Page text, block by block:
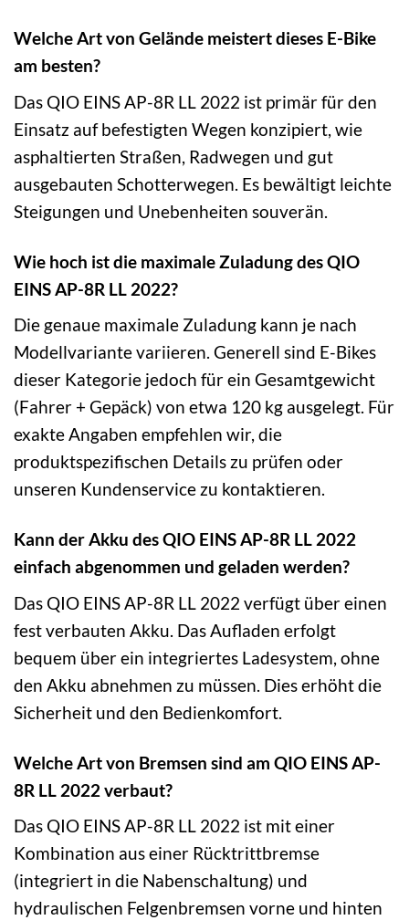
Welche Art von Gelände meistert dieses E-Bike
am besten?
Das QIO EINS AP-8R LL 2022 ist primär für den
Einsatz auf befestigten Wegen konzipiert, wie
asphaltierten Straßen, Radwegen und gut
ausgebauten Schotterwegen. Es bewältigt leichte
Steigungen und Unebenheiten souverän.
Wie hoch ist die maximale Zuladung des QIO
EINS AP-8R LL 2022?
Die genaue maximale Zuladung kann je nach
Modellvariante variieren. Generell sind E-Bikes
dieser Kategorie jedoch für ein Gesamtgewicht
(Fahrer + Gepäck) von etwa 120 kg ausgelegt. Für
exakte Angaben empfehlen wir, die
produktspezifischen Details zu prüfen oder
unseren Kundenservice zu kontaktieren.
Kann der Akku des QIO EINS AP-8R LL 2022
einfach abgenommen und geladen werden?
Das QIO EINS AP-8R LL 2022 verfügt über einen
fest verbauten Akku. Das Aufladen erfolgt
bequem über ein integriertes Ladesystem, ohne
den Akku abnehmen zu müssen. Dies erhöht die
Sicherheit und den Bedienkomfort.
Welche Art von Bremsen sind am QIO EINS AP-
8R LL 2022 verbaut?
Das QIO EINS AP-8R LL 2022 ist mit einer
Kombination aus einer Rücktrittbremse
(integriert in die Nabenschaltung) und
hydraulischen Felgenbremsen vorne und hinten